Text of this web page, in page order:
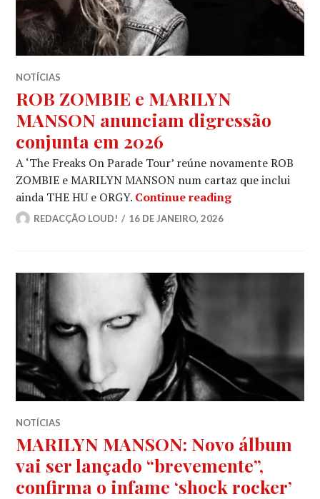
NOTÍCIAS
ROB ZOMBIE e MARILYN
MANSON anunciam digressão
conjunta em 2026
A ‘The Freaks On Parade Tour’ reúne novamente ROB
ZOMBIE e MARILYN MANSON num cartaz que inclui
ainda THE HU e ORGY. Continue readingROB ZOMBIE
REDACÇÃO LOUD! 16 DE JANEIRO, 2026
NOTÍCIAS
MARILYN MANSON: Novo álbum
vai ser lançado “brevemente”,
confirma o infame ‘shock rocker’